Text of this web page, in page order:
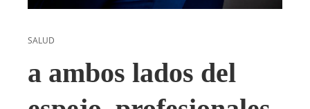
SALUD
a ambos lados del